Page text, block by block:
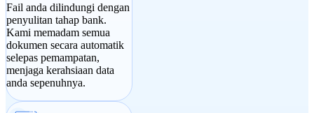
Fail anda dilindungi dengan
penyulitan tahap bank.
Kami memadam semua
dokumen secara automatik
selepas pemampatan,
menjaga kerahsiaan data
anda sepenuhnya.